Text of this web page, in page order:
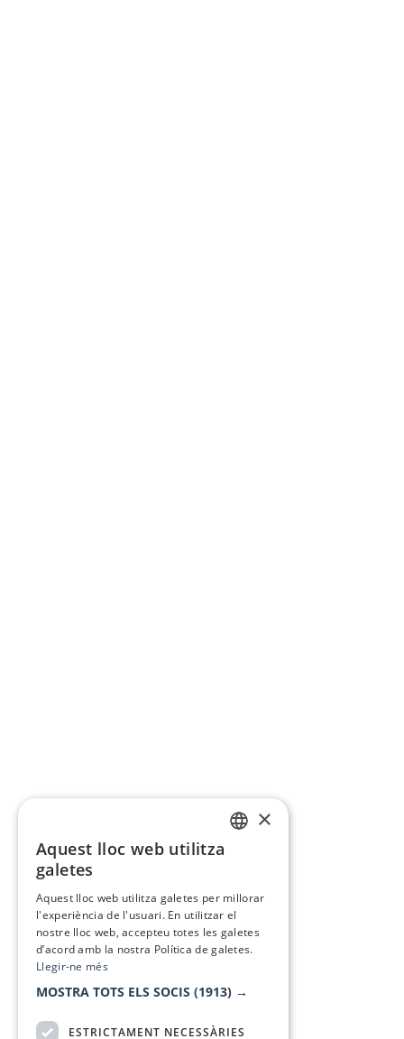
×
Aquest lloc web utilitza
galetes
Aquest lloc web utilitza galetes per millorar
l'experiència de l'usuari. En utilitzar el
nostre lloc web, accepteu totes les galetes
d’acord amb la nostra Política de galetes.
Llegir-ne més
MOSTRA TOTS ELS SOCIS (1913) →
ESTRICTAMENT NECESSÀRIES